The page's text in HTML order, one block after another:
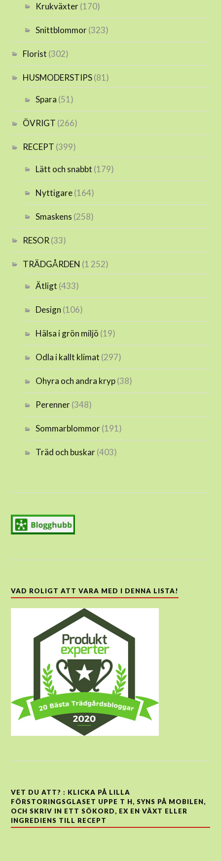
Krukväxter(170)
Snittblommor(323)
Florist (302)
HUSMODERSTIPS(81)
Spara (51)
ÖVRIGT (266)
RECEPT (399)
Lätt och snabbt (179)
Nyttigare(164)
Smaskens (258)
RESOR (33)
TRÄDGÅRDEN (1 252)
Ätligt (433)
Design (106)
Hälsa i grön miljö (19)
Odla i kallt klimat (297)
Ohyra och andra kryp(38)
Perenner(348)
Sommarblommor(191)
Träd och buskar(403)
VAD ROLIGT ATT VARA MED I DENNA LISTA!
VET DU ATT? : KLICKA PÅ LILLA
FÖRSTORINGSGLASET UPPE T H, SYNS PÅ MOBILEN,
OCH SKRIV IN ETT SÖKORD, EX EN VÄXT ELLER
INGREDIENS TILL RECEPT